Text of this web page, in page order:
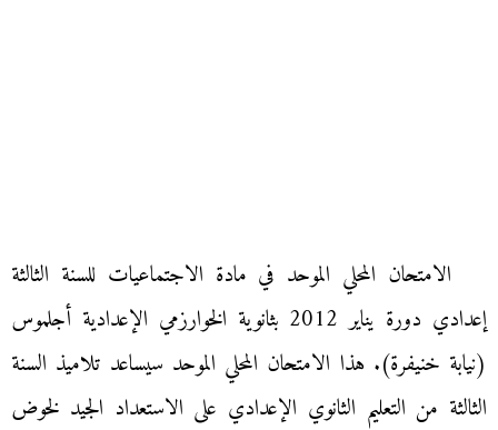
الامتحان المحلي الموحد في مادة الاجتماعيات للسنة الثالثة
إعدادي دورة يناير 2012 بثانوية الخوارزمي الإعدادية أجلموس
(نيابة خنيفرة). هذا الامتحان المحلي الموحد سيساعد تلاميذ السنة
الثالثة من التعليم الثانوي الإعدادي على الاستعداد الجيد لخوض